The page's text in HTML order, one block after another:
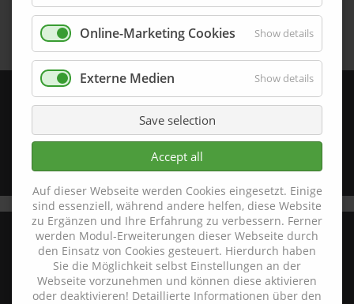
E100-13-BE8-U-PB
Hohe Straße 7
D-92245 Kümmersbruck
Online-Marketing Cookies Show details
Externe Medien Show details
Save selection
Accept all
Auf dieser Webseite werden Cookies eingesetzt. Einige
sind essenziell, während andere helfen, diese Website
zu Ergänzen und Ihre Erfahrung zu verbessern. Ferner
werden Modul-Erweiterungen dieser Webseite durch
den Einsatz von Cookies gesteuert. Hierdurch haben
Sie die Möglichkeit selbst Einstellungen an der
Webseite vorzunehmen und können diese aktivieren
oder deaktivieren! Detaillierte Informationen über den